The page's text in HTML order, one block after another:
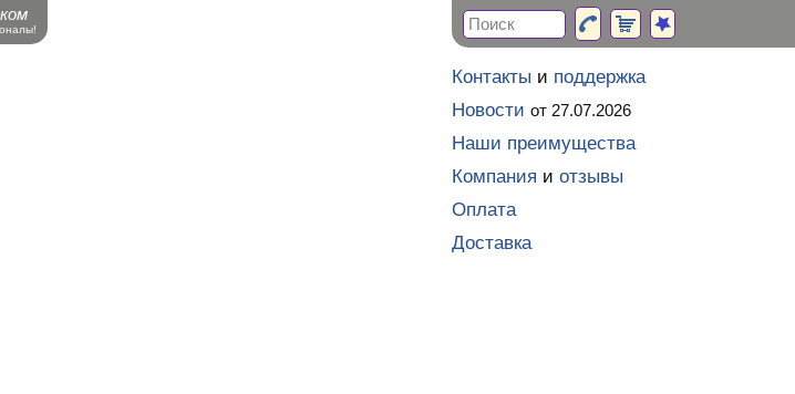
Контакты и поддержка
Новости от 27.07.2026
Наши преимущества
Компания и отзывы
Оплата
Доставка